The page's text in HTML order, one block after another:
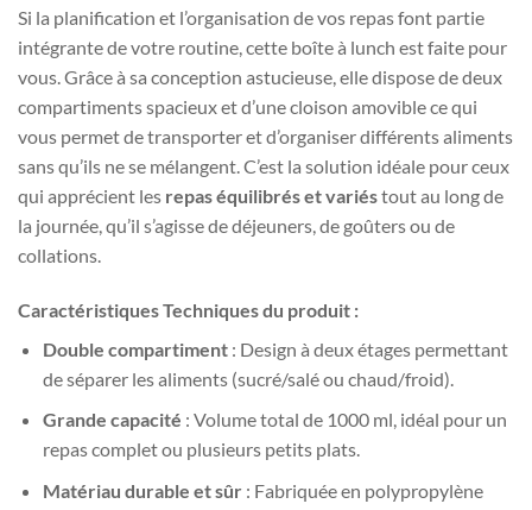
Si la planification et l’organisation de vos repas font partie
intégrante de votre routine, cette boîte à lunch est faite pour
vous. Grâce à sa conception astucieuse, elle dispose de deux
compartiments spacieux et d’une cloison amovible ce qui
vous permet de transporter et d’organiser différents aliments
sans qu’ils ne se mélangent. C’est la solution idéale pour ceux
qui apprécient les repas équilibrés et variéstout au long de
la journée, qu’il s’agisse de déjeuners, de goûters ou de
collations.
Caractéristiques Techniques du produit :
Double compartiment: Design à deux étages permettant
de séparer les aliments (sucré/salé ou chaud/froid).
Grande capacité : Volume total de 1000 ml, idéal pour un
repas complet ou plusieurs petits plats.
Matériau durable et sûr: Fabriquée en polypropylène